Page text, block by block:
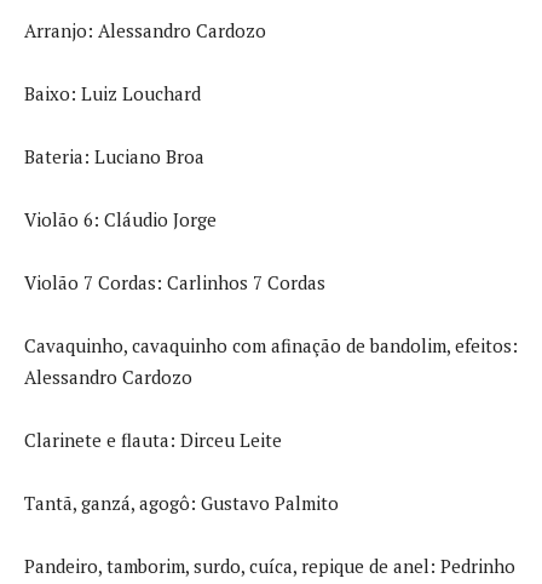
Arranjo: Alessandro Cardozo
Baixo: Luiz Louchard
Bateria: Luciano Broa
Violão 6: Cláudio Jorge
Violão 7 Cordas: Carlinhos 7 Cordas
Cavaquinho, cavaquinho com afinação de bandolim, efeitos:
Alessandro Cardozo
Clarinete e flauta: Dirceu Leite
Tantã, ganzá, agogô: Gustavo Palmito
Pandeiro, tamborim, surdo, cuíca, repique de anel: Pedrinho